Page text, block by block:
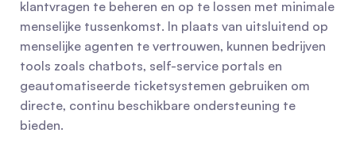
klantvragen te beheren en op te lossen met minimale
menselijke tussenkomst. In plaats van uitsluitend op
menselijke agenten te vertrouwen, kunnen bedrijven
tools zoals chatbots, self-service portals en
geautomatiseerde ticketsystemen gebruiken om
directe, continu beschikbare ondersteuning te
bieden.